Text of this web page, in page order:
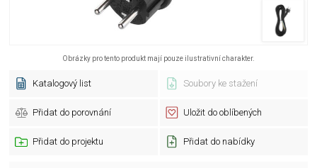
Obrázky pro tento produkt mají pouze ilustrativní charakter.
Katalogový list Soubory ke stažení
Přidat do porovnání Uložit do oblíbených
Přidat do projektu Přidat do nabídky